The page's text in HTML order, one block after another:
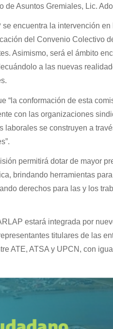
de Asuntos Gremiales, Lic.
encuentra la intervención
del Convenio Colectivo
Asimismo, será el ámbito
a las nuevas
“la conformación de esta
con las organizaciones
se construyen a
permitirá dotar de mayor
brindando herramientas
derechos para las y los
estará integrada por
titulares de las
ATE, ATSA y UPCN, con